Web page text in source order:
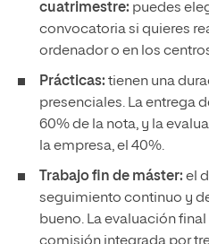
cuatrimestre: puedes
convocatoria si quieres
ordenador o en los
Prácticas: tienen una
presenciales. La entrega
60% de la nota, y la
la empresa, el 40%.
Trabajo fin de máster: el
seguimiento continuo y
bueno. La evaluación